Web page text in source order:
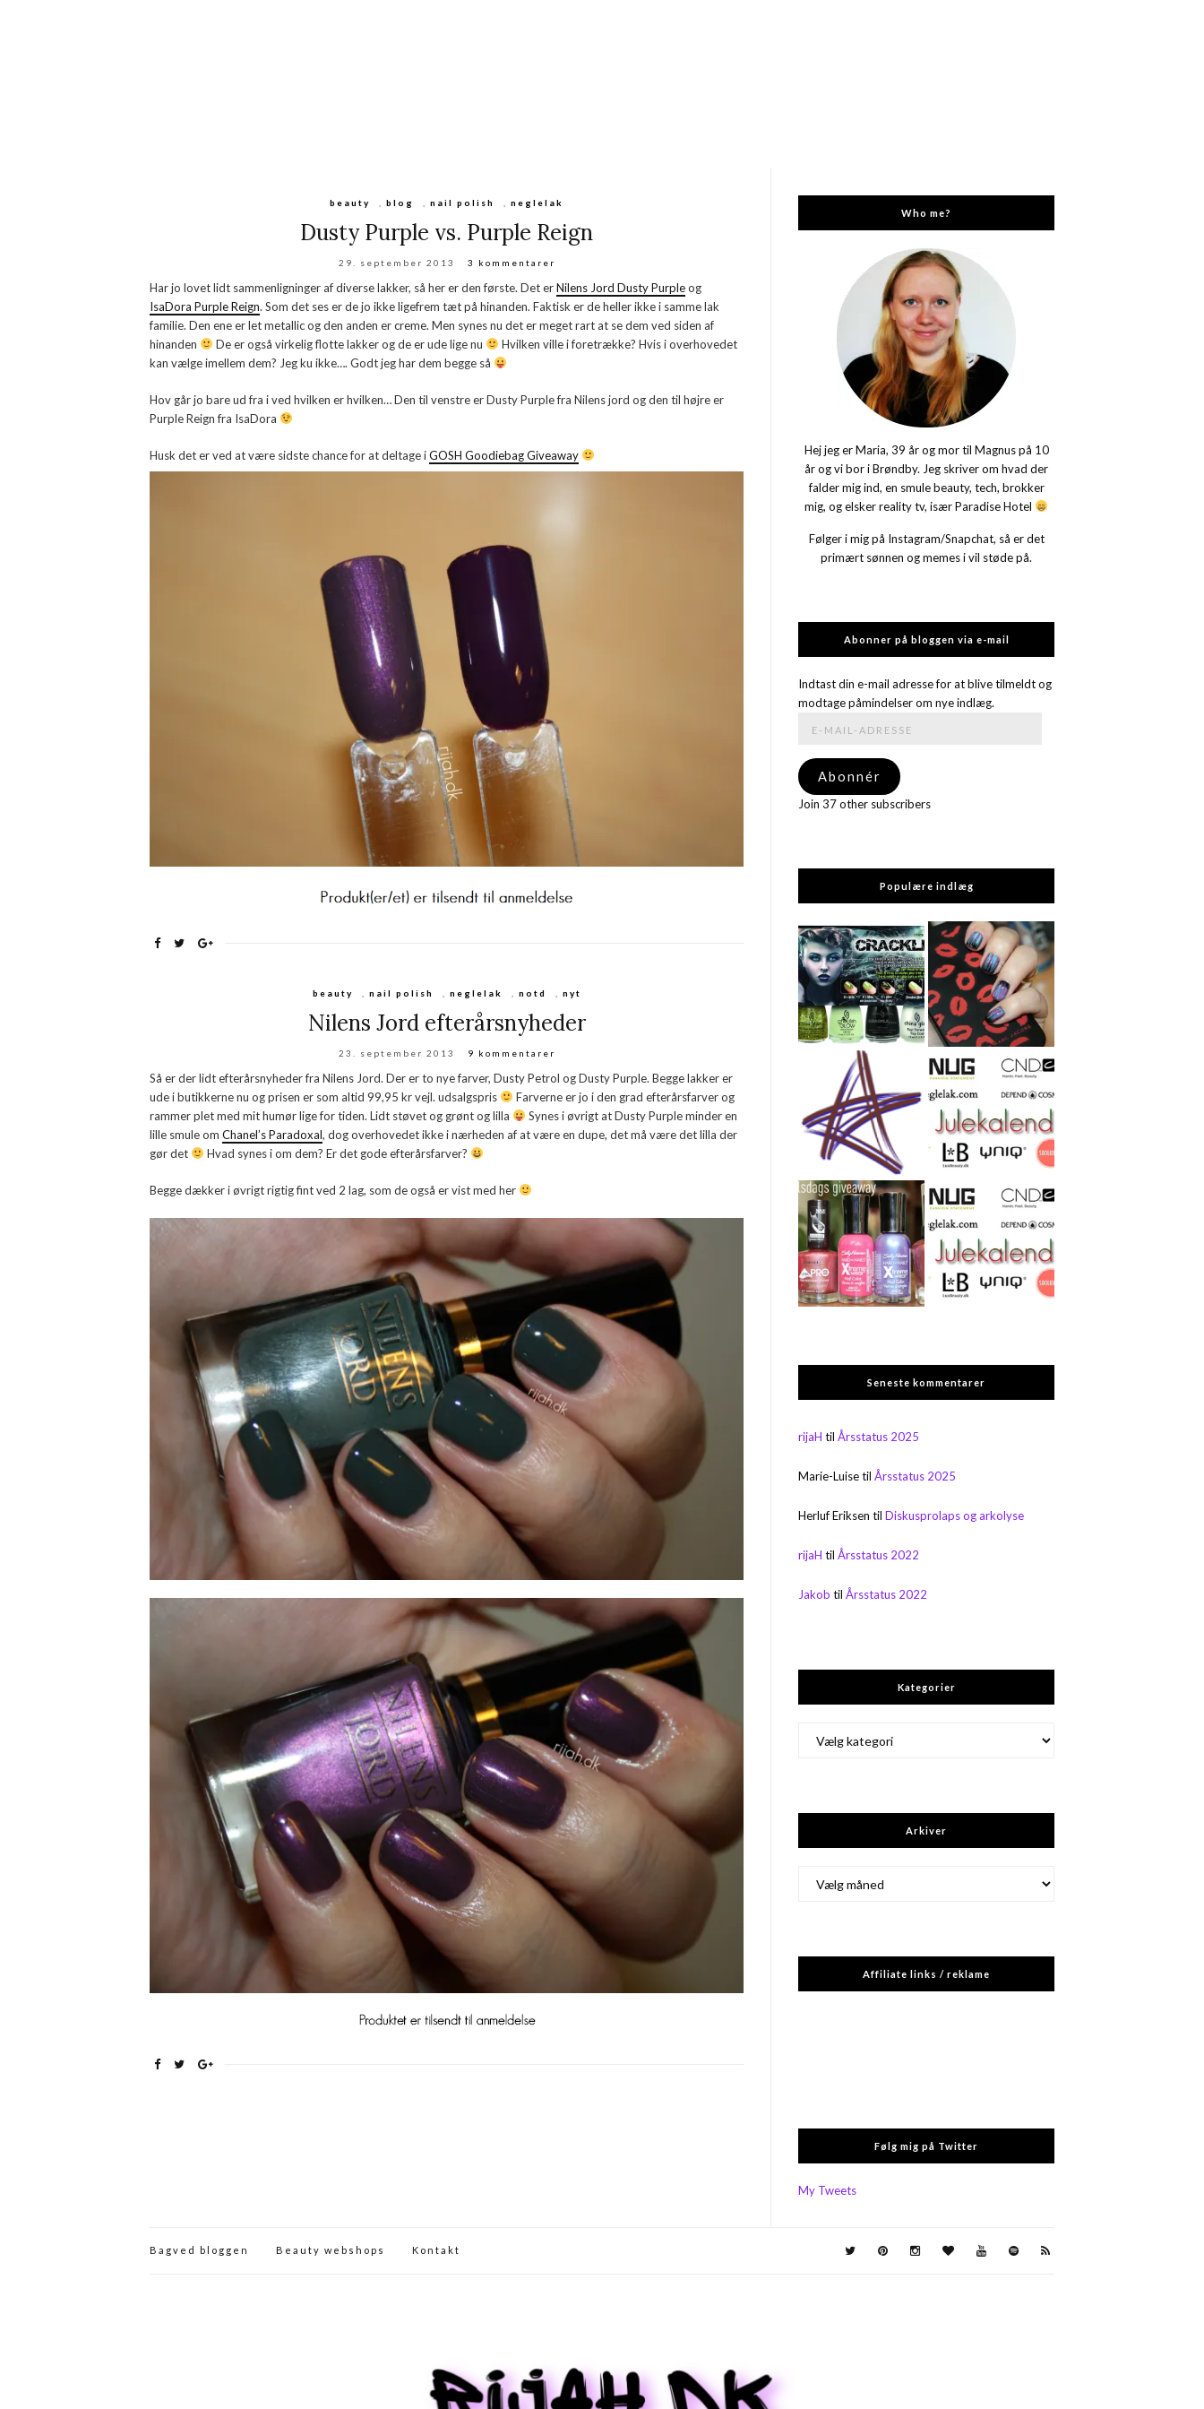
beauty ,blog ,nail polish ,neglelak
Dusty Purple vs. Purple Reign
29. september 2013 3 kommentarer
Har jo lovet lidt sammenligninger af diverse lakker, så her er den første. Det erNilens Jord Dusty Purpleog
IsaDora Purple Reign. Som det ses er de jo ikke ligefrem tæt på hinanden. Faktisk er de heller ikke i samme lak
familie. Den ene er let metallic og den anden er creme. Men synes nu det er meget rart at se dem ved siden af
hinanden
De er også virkelig flotte lakker og de er ude lige nu
Hvilken ville i foretrække? Hvis i overhovedet
kan vælge imellem dem? Jeg ku ikke…. Godt jeg har dem begge så
Hov går jo bare ud fra i ved hvilken er hvilken… Den til venstre er Dusty Purple fra Nilens jord og den til højre er
Purple Reign fra IsaDora
Husk det er ved at være sidste chance for at deltage iGOSH Goodiebag Giveaway
beauty nail polish neglelak notd nyt
Nilens Jord efterårsnyheder
23. september 2013 9 kommentarer
Så er der lidt efterårsnyheder fra Nilens Jord. Der er to nye farver, Dusty Petrol og Dusty Purple. Begge lakker er
ude i butikkerne nu og prisen er som altid 99,95 kr vejl. udsalgspris
Farverne er jo i den grad efterårsfarver og
rammer plet med mit humør lige for tiden. Lidt støvet og grønt og lilla
Synes i øvrigt at Dusty Purple minder en
lille smule om Chanel’s Paradoxal, dog overhovedet ikke i nærheden af at være en dupe, det må være det lilla der
gør det
Hvad synes i om dem? Er det gode efterårsfarver?
Begge dækker i øvrigt rigtig fint ved 2 lag, som de også er vist med her
Who me?
Hej jeg er Maria, 39 år og mor til Magnus på 10
år og vi bor i Brøndby. Jeg skriver om hvad der
falder mig ind, en smule beauty, tech, brokker
mig, og elsker reality tv, især Paradise Hotel
Følger i mig på Instagram/Snapchat, så er det
primært sønnen og memes i vil støde på.
Abonner på bloggen via e-mail
Indtast din e-mail adresse for at blive tilmeldt og
modtage påmindelser om nye indlæg.
adresse
Abonnér
Join 37 other subscribers
Populære indlæg
Seneste kommentarer
rijaH tilÅrsstatus 2025
Marie-LuisetilÅrsstatus 2025
Herluf Eriksen tilDiskusprolaps og arkolyse
rijaH tilÅrsstatus 2022
Jakob tilÅrsstatus 2022
Kategorier
Arkiver
Affiliate links / reklame
Følg mig på Twitter
My Tweets
Bagved bloggen Beauty webshops Kontakt